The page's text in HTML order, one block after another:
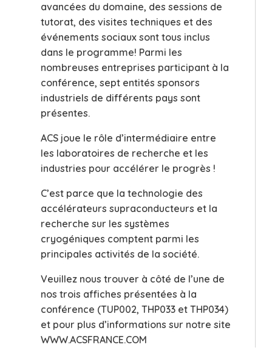
avancées du domaine, des sessions de
tutorat, des visites techniques et des
événements sociaux sont tous inclus
dans le programme! Parmi les
nombreuses entreprises participant à la
conférence, sept entités sponsors
industriels de différents pays sont
présentes.
ACS joue le rôle d’intermédiaire entre
les laboratoires de recherche et les
industries pour accélérer le progrès !
C’est parce que la technologie des
accélérateurs supraconducteurs et la
recherche sur les systèmes
cryogéniques comptent parmi les
principales activités de la société.
Veuillez nous trouver à côté de l’une de
nos trois affiches présentées à la
conférence (TUP002, THP033 et THP034)
et pour plus d’informations sur notre site
WWW.ACSFRANCE.COM